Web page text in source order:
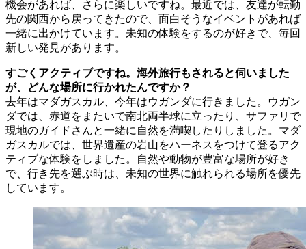
機会があれば、さらに楽しいですね。最近では、友達が転勤
先の関西から戻ってきたので、面白そうなイベントがあれば
一緒に出かけています。未知の体験をするのが好きで、毎回
新しい発見があります。
すごくアクティブですね。海外旅行もされると伺いました
が、どんな場所に行かれたんですか？
去年はマダガスカル、今年はウガンダに行きました。ウガン
ダでは、赤道をまたいで南北両半球に立ったり、サファリで
現地のガイドさんと一緒に自然を満喫したりしました。マダ
ガスカルでは、世界遺産の岩山をハーネスをつけて登るアク
ティブな体験をしました。自然や動物が豊富な場所が好き
で、行き先を選ぶ時は、未知の世界に触れられる場所を優先
しています。